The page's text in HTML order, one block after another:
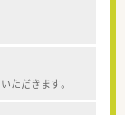
ただきます。